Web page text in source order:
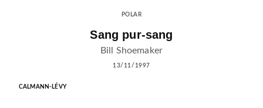
POLAR
Sang pur-sang
Bill Shoemaker
13/11/1997
CALMANN-LÉVY